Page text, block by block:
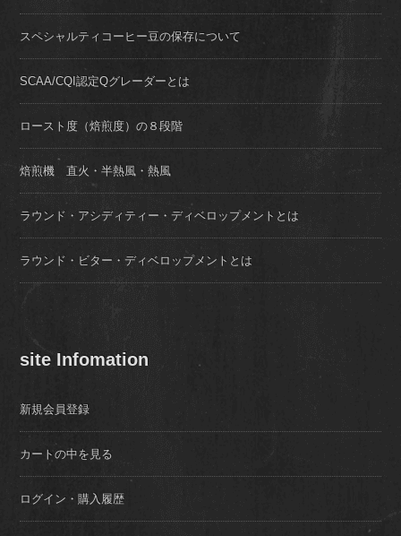
スペシャルティコーヒー豆の保存について
SCAA/CQI認定Qグレーダーとは
ロースト度（焙煎度）の８段階
焙煎機 直火・半熱風・熱風
ラウンド・アシディティー・ディベロップメントとは
ラウンド・ビター・ディベロップメントとは
site Infomation
新規会員登録
カートの中を見る
ログイン・購入履歴